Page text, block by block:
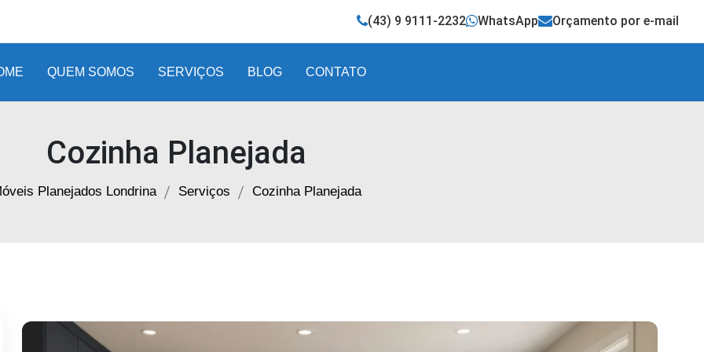
(43) 9 9111-2232 WhatsApp Orçamento por e-mail
QUEM SOMOS SERVIÇOS BLOG CONTATO
Cozinha Planejada
Planejados Londrina Serviços Cozinha Planejada